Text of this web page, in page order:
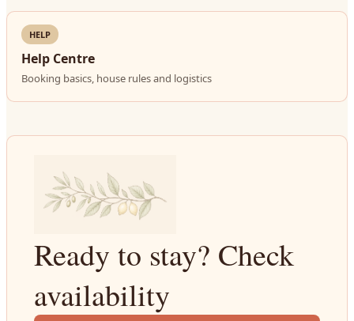
HELP
Help Centre
Booking basics, house rules and logistics
Ready to stay? Check
availability